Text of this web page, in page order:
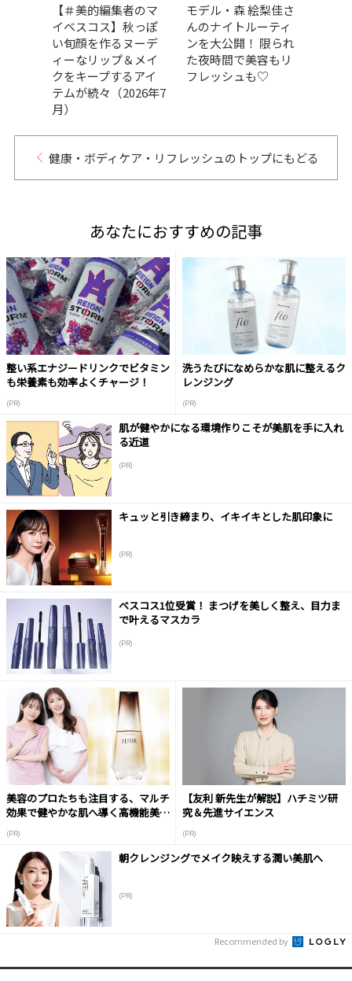
【＃美的編集者のマ
イベスコス】秋っぽ
い旬顔を作るヌーデ
ィーなリップ＆メイ
クをキープするアイ
テムが続々（2026年7
月）
モデル・森 絵梨佳さ
んのナイトルーティ
ンを大公開！ 限られ
た夜時間で美容もリ
フレッシュも♡
健康・ボディケア・リフレッシュのトップにもどる
あなたにおすすめの記事
整い系エナジードリンクでビタミン
も栄養素も効率よくチャージ！
(PR)
洗うたびになめらかな肌に整えるク
レンジング
(PR)
肌が健やかになる環境作りこそが美肌を手に入れ
る近道
(PR)
キュッと引き締まり、イキイキとした肌印象に
(PR)
ベスコス1位受賞！ まつげを美しく整え、目力ま
で叶えるマスカラ
(PR)
美容のプロたちも注目する、マルチ
効果で健やかな肌へ導く高機能美容
(PR)
【友利 新先生が解説】ハチミツ研
究＆先進サイエンス
(PR)
朝クレンジングでメイク映えする潤い美肌へ
(PR)
Recommended by